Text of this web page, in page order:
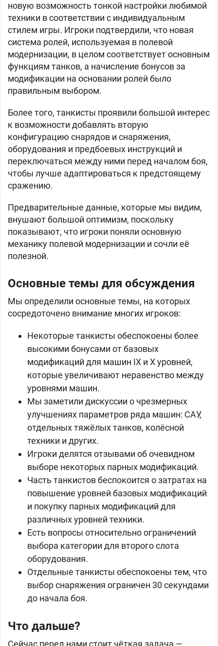
новую возможность тонкой настройки любимой
техники в соответствии с индивидуальным
стилем игры. Игроки подтвердили, что новая
система ролей, используемая в полевой
модернизации, в целом соответствует основным
функциям танков, а начисление бонусов за
модификации на основании ролей было
правильным выбором.
Более того, танкисты проявили большой интерес
к возможности добавлять вторую
конфигурацию снарядов и снаряжения,
оборудования и предбоевых инструкций и
переключаться между ними перед началом боя,
чтобы лучше адаптироваться к предстоящему
сражению.
Предварительные данные, которые мы видим,
внушают большой оптимизм, поскольку
показывают, что игроки поняли основную
механику полевой модернизации и сочли её
полезной.
Основные темы для обсуждения
Мы определили основные темы, на которых
сосредоточено внимание многих игроков:
Некоторые танкисты обеспокоены более
высокими бонусами от базовых
модификаций для машин IX и X уровней,
которые увеличивают неравенство между
уровнями машин.
Мы заметили дискуссии о чрезмерных
улучшениях параметров ряда машин: САУ,
отдельных тяжёлых танков, колёсной
техники и других.
Игроки делятся отзывами об очевидном
выборе некоторых парных модификаций.
Часть танкистов беспокоится о затратах на
повышение уровней базовых модификаций
и покупку парных модификаций для
различных уровней техники.
Есть вопросы относительно ограничений
выбора категории для второго слота
оборудования.
Отдельные танкисты обеспокоены тем, что
выбор снаряжения ограничен 30 секундами
до начала боя.
Что дальше?
Сейчас перед нами стоит чёткая задача —